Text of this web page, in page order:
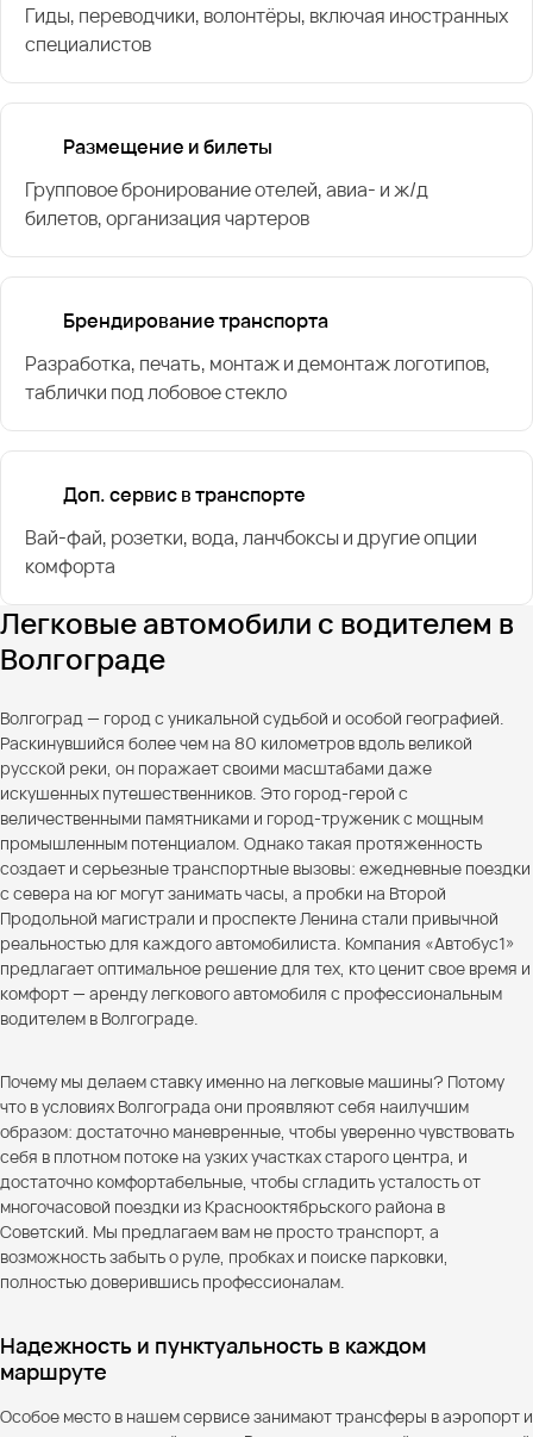
Гиды, переводчики, волонтёры, включая иностранных
специалистов
Размещение и билеты
Групповое бронирование отелей, авиа- и ж/д
билетов, организация чартеров
Брендирование транспорта
Разработка, печать, монтаж и демонтаж логотипов,
таблички под лобовое стекло
Доп. сервис в транспорте
Вай-фай, розетки, вода, ланчбоксы и другие опции
комфорта
Легковые автомобили с водителем в
Волгограде
Волгоград — город с уникальной судьбой и особой географией.
Раскинувшийся более чем на 80 километров вдоль великой
русской реки, он поражает своими масштабами даже
искушенных путешественников. Это город-герой с
величественными памятниками и город-труженик с мощным
промышленным потенциалом. Однако такая протяженность
создает и серьезные транспортные вызовы: ежедневные поездки
с севера на юг могут занимать часы, а пробки на Второй
Продольной магистрали и проспекте Ленина стали привычной
реальностью для каждого автомобилиста. Компания «Автобус1»
предлагает оптимальное решение для тех, кто ценит свое время и
комфорт — аренду легкового автомобиля с профессиональным
водителем в Волгограде.
Почему мы делаем ставку именно на легковые машины? Потому
что в условиях Волгограда они проявляют себя наилучшим
образом: достаточно маневренные, чтобы уверенно чувствовать
себя в плотном потоке на узких участках старого центра, и
достаточно комфортабельные, чтобы сгладить усталость от
многочасовой поездки из Краснооктябрьского района в
Советский. Мы предлагаем вам не просто транспорт, а
возможность забыть о руле, пробках и поиске парковки,
полностью доверившись профессионалам.
Надежность и пунктуальность в каждом
маршруте
Особое место в нашем сервисе занимают трансферы в аэропорт и